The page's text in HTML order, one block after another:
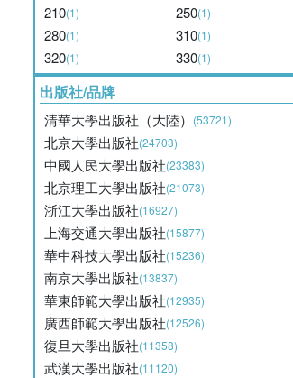
210(1) 250(1)
280(1) 310(1)
320(1) 330(1)
出版社/品牌
清華大學出版社（大陸） (53721)
北京大學出版社(24703)
中國人民大學出版社(23383)
北京理工大學出版社(21073)
浙江大學出版社(16927)
上海交通大學出版社(15877)
華中科技大學出版社(15236)
南京大學出版社(13837)
華東師範大學出版社(12935)
廣西師範大學出版社(12526)
復旦大學出版社(11358)
武漢大學出版社(11120)